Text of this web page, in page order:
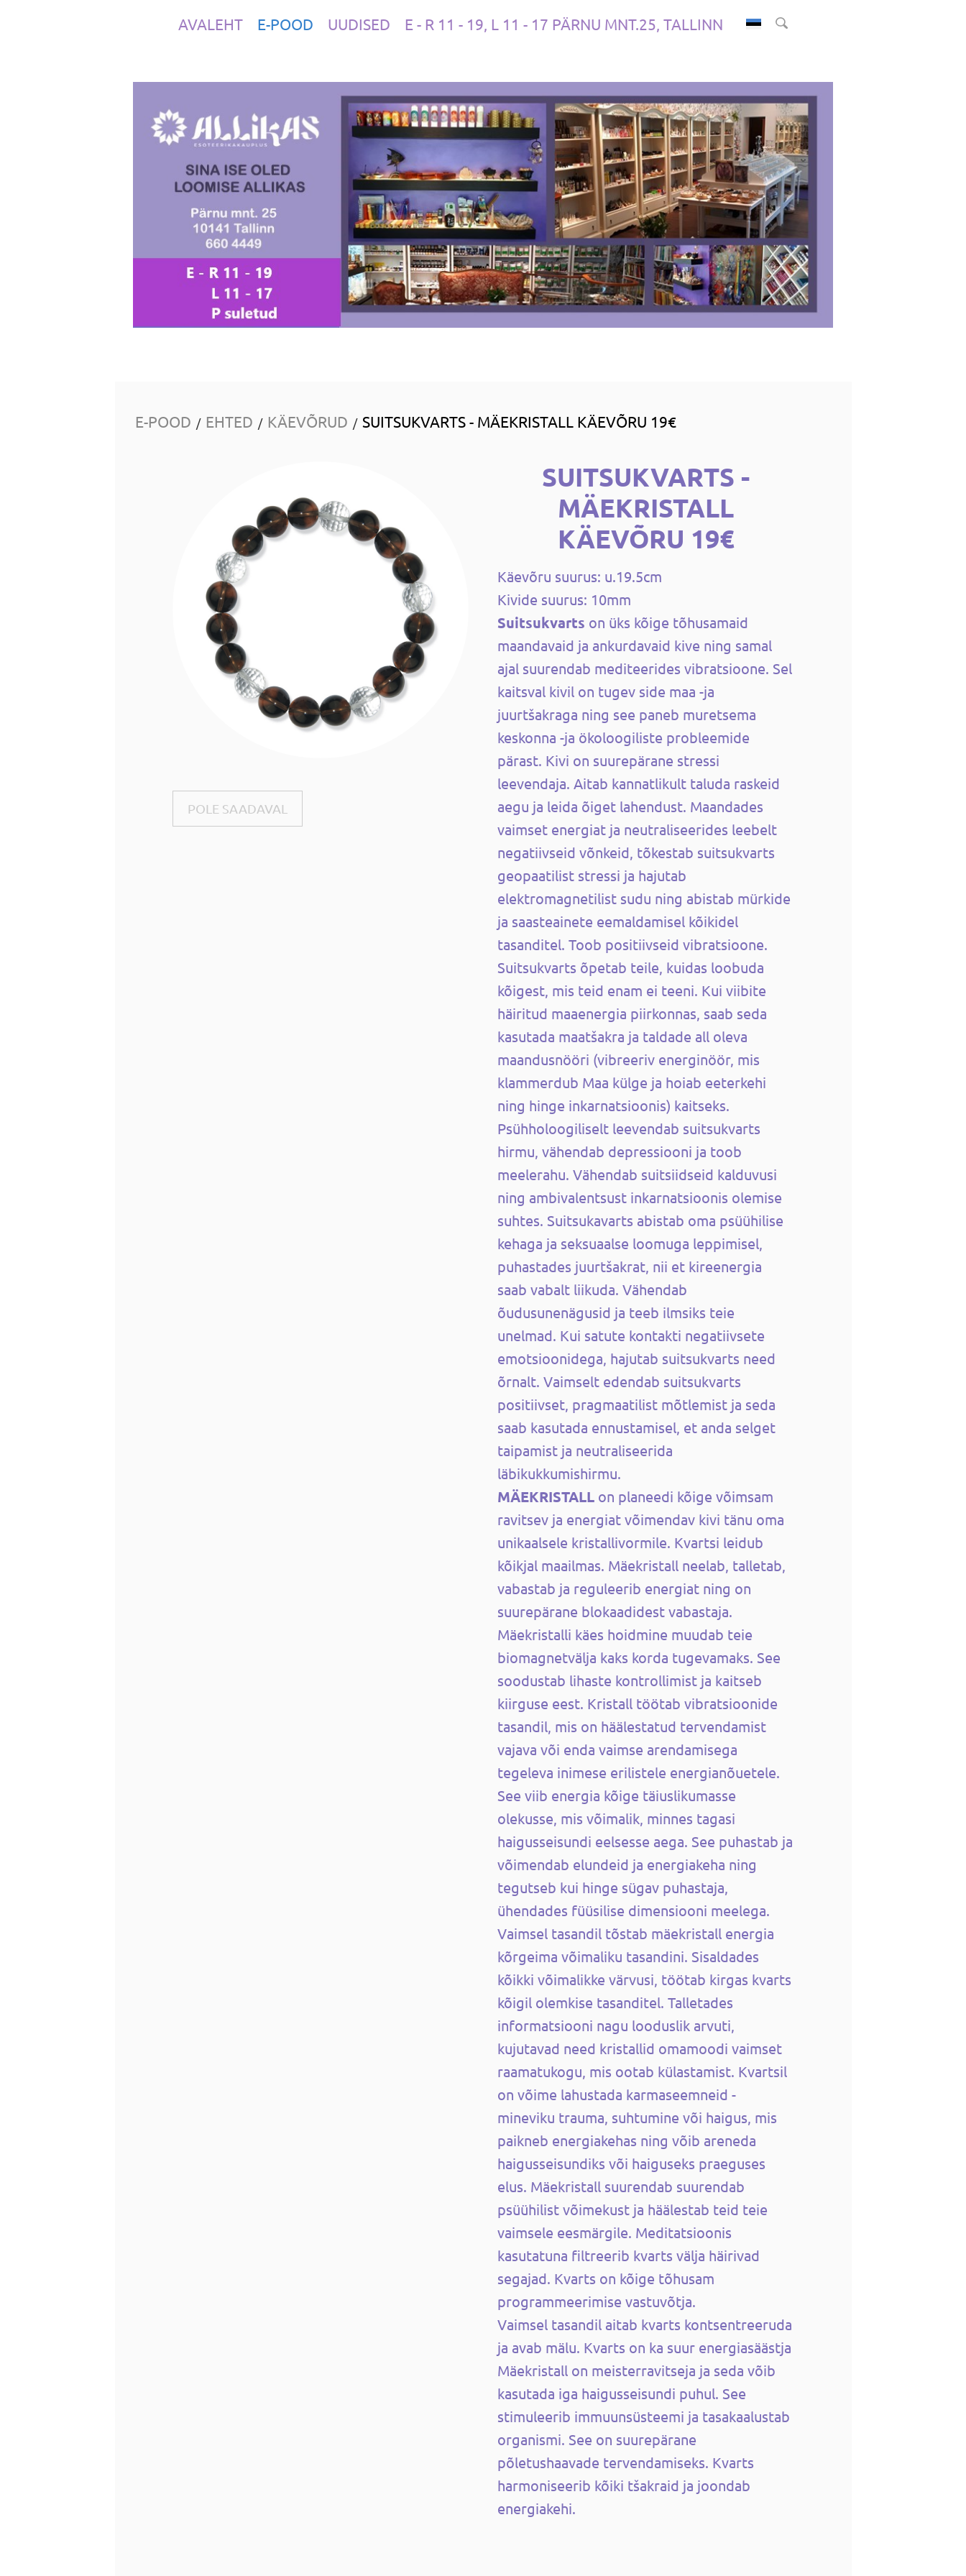
AVALEHT E-POOD UUDISED E - R 11 - 19, L 11 - 17 PÄRNU MNT.25, TALLINN
E-POOD / EHTED / KÄEVÕRUD / SUITSUKVARTS - MÄEKRISTALL KÄEVÕRU 19€
POLE SAADAVAL
SUITSUKVARTS -
MÄEKRISTALL
KÄEVÕRU 19€
Käevõru suurus: u.19.5cm
Kivide suurus: 10mm
Suitsukvarts on üks kõige tõhusamaid
maandavaid ja ankurdavaid kive ning samal
ajal suurendab mediteerides vibratsioone. Sel
kaitsval kivil on tugev side maa -ja
juurtšakraga ning see paneb muretsema
keskonna -ja ökoloogiliste probleemide
pärast. Kivi on suurepärane stressi
leevendaja. Aitab kannatlikult taluda raskeid
aegu ja leida õiget lahendust. Maandades
vaimset energiat ja neutraliseerides leebelt
negatiivseid võnkeid, tõkestab suitsukvarts
geopaatilist stressi ja hajutab
elektromagnetilist sudu ning abistab mürkide
ja saasteainete eemaldamisel kõikidel
tasanditel. Toob positiivseid vibratsioone.
Suitsukvarts õpetab teile, kuidas loobuda
kõigest, mis teid enam ei teeni. Kui viibite
häiritud maaenergia piirkonnas, saab seda
kasutada maatšakra ja taldade all oleva
maandusnööri (vibreeriv energinöör, mis
klammerdub Maa külge ja hoiab eeterkehi
ning hinge inkarnatsioonis) kaitseks.
Psühholoogiliselt leevendab suitsukvarts
hirmu, vähendab depressiooni ja toob
meelerahu. Vähendab suitsiidseid kalduvusi
ning ambivalentsust inkarnatsioonis olemise
suhtes. Suitsukavarts abistab oma psüühilise
kehaga ja seksuaalse loomuga leppimisel,
puhastades juurtšakrat, nii et kireenergia
saab vabalt liikuda. Vähendab
õudusunenägusid ja teeb ilmsiks teie
unelmad. Kui satute kontakti negatiivsete
emotsioonidega, hajutab suitsukvarts need
õrnalt. Vaimselt edendab suitsukvarts
positiivset, pragmaatilist mõtlemist ja seda
saab kasutada ennustamisel, et anda selget
taipamist ja neutraliseerida
läbikukkumishirmu.
MÄEKRISTALL on planeedi kõige võimsam
ravitsev ja energiat võimendav kivi tänu oma
unikaalsele kristallivormile. Kvartsi leidub
kõikjal maailmas. Mäekristall neelab, talletab,
vabastab ja reguleerib energiat ning on
suurepärane blokaadidest vabastaja.
Mäekristalli käes hoidmine muudab teie
biomagnetvälja kaks korda tugevamaks. See
soodustab lihaste kontrollimist ja kaitseb
kiirguse eest. Kristall töötab vibratsioonide
tasandil, mis on häälestatud tervendamist
vajava või enda vaimse arendamisega
tegeleva inimese erilistele energianõuetele.
See viib energia kõige täiuslikumasse
olekusse, mis võimalik, minnes tagasi
haigusseisundi eelsesse aega. See puhastab ja
võimendab elundeid ja energiakeha ning
tegutseb kui hinge sügav puhastaja,
ühendades füüsilise dimensiooni meelega.
Vaimsel tasandil tõstab mäekristall energia
kõrgeima võimaliku tasandini. Sisaldades
kõikki võimalikke värvusi, töötab kirgas kvarts
kõigil olemkise tasanditel. Talletades
informatsiooni nagu looduslik arvuti,
kujutavad need kristallid omamoodi vaimset
raamatukogu, mis ootab külastamist. Kvartsil
on võime lahustada karmaseemneid -
mineviku trauma, suhtumine või haigus, mis
paikneb energiakehas ning võib areneda
haigusseisundiks või haiguseks praeguses
elus. Mäekristall suurendab suurendab
psüühilist võimekust ja häälestab teid teie
vaimsele eesmärgile. Meditatsioonis
kasutatuna filtreerib kvarts välja häirivad
segajad. Kvarts on kõige tõhusam
programmeerimise vastuvõtja.
Vaimsel tasandil aitab kvarts kontsentreeruda
ja avab mälu. Kvarts on ka suur energiasäästja
Mäekristall on meisterravitseja ja seda võib
kasutada iga haigusseisundi puhul. See
stimuleerib immuunsüsteemi ja tasakaalustab
organismi. See on suurepärane
põletushaavade tervendamiseks. Kvarts
harmoniseerib kõiki tšakraid ja joondab
energiakehi.